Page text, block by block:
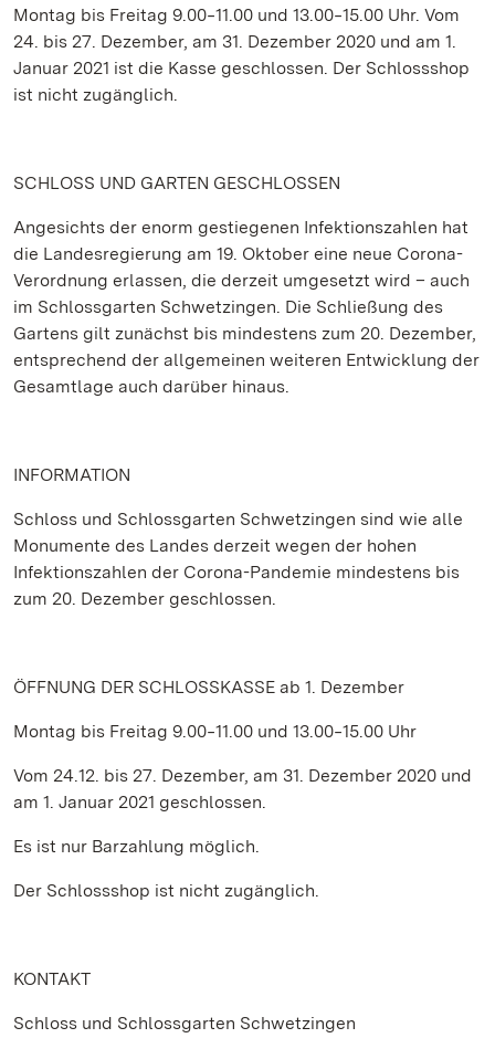
Montag bis Freitag 9.00‒11.00 und 13.00‒15.00 Uhr. Vom
24. bis 27. Dezember, am 31. Dezember 2020 und am 1.
Januar 2021 ist die Kasse geschlossen. Der Schlossshop
ist nicht zugänglich.
SCHLOSS UND GARTEN GESCHLOSSEN
Angesichts der enorm gestiegenen Infektionszahlen hat
die Landesregierung am 19. Oktober eine neue Corona-
Verordnung erlassen, die derzeit umgesetzt wird – auch
im Schlossgarten Schwetzingen. Die Schließung des
Gartens gilt zunächst bis mindestens zum 20. Dezember,
entsprechend der allgemeinen weiteren Entwicklung der
Gesamtlage auch darüber hinaus.
INFORMATION
Schloss und Schlossgarten Schwetzingen sind wie alle
Monumente des Landes derzeit wegen der hohen
Infektionszahlen der Corona-Pandemie mindestens bis
zum 20. Dezember geschlossen.
ÖFFNUNG DER SCHLOSSKASSE ab 1. Dezember
Montag bis Freitag 9.00‒11.00 und 13.00‒15.00 Uhr
Vom 24.12. bis 27. Dezember, am 31. Dezember 2020 und
am 1. Januar 2021 geschlossen.
Es ist nur Barzahlung möglich.
Der Schlossshop ist nicht zugänglich.
KONTAKT
Schloss und Schlossgarten Schwetzingen